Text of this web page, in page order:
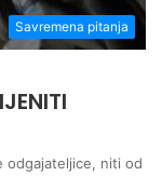
Savremena pitanja
odgajateljice, niti od